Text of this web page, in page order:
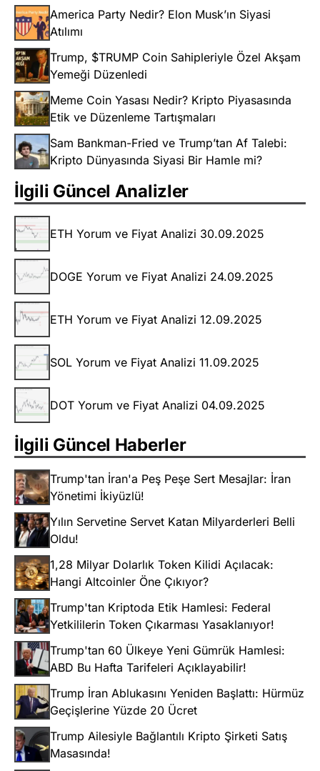
America Party Nedir? Elon Musk’ın Siyasi
Atılımı
Trump, $TRUMP Coin Sahipleriyle Özel Akşam
Yemeği Düzenledi
Meme Coin Yasası Nedir? Kripto Piyasasında
Etik ve Düzenleme Tartışmaları
Sam Bankman-Fried ve Trump’tan Af Talebi:
Kripto Dünyasında Siyasi Bir Hamle mi?
İlgili Güncel Analizler
ETH Yorum ve Fiyat Analizi 30.09.2025
DOGE Yorum ve Fiyat Analizi 24.09.2025
ETH Yorum ve Fiyat Analizi 12.09.2025
SOL Yorum ve Fiyat Analizi 11.09.2025
DOT Yorum ve Fiyat Analizi 04.09.2025
İlgili Güncel Haberler
Trump'tan İran'a Peş Peşe Sert Mesajlar: İran
Yönetimi İkiyüzlü!
Yılın Servetine Servet Katan Milyarderleri Belli
Oldu!
1,28 Milyar Dolarlık Token Kilidi Açılacak:
Hangi Altcoinler Öne Çıkıyor?
Trump'tan Kriptoda Etik Hamlesi: Federal
Yetkililerin Token Çıkarması Yasaklanıyor!
Trump'tan 60 Ülkeye Yeni Gümrük Hamlesi:
ABD Bu Hafta Tarifeleri Açıklayabilir!
Trump İran Ablukasını Yeniden Başlattı: Hürmüz
Geçişlerine Yüzde 20 Ücret
Trump Ailesiyle Bağlantılı Kripto Şirketi Satış
Masasında!